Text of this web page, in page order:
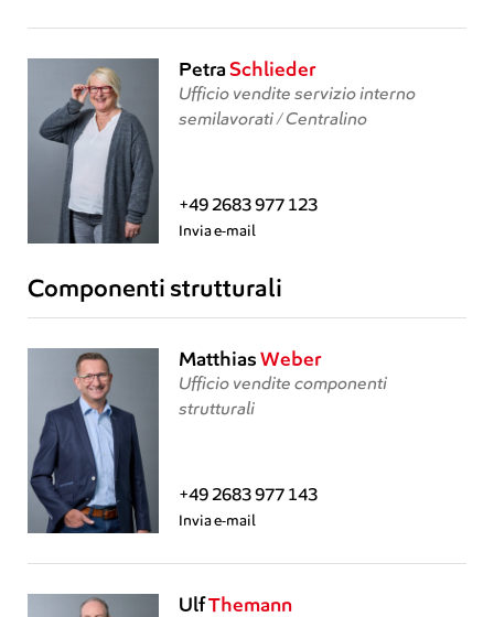
PetraSchlieder
Ufficio vendite servizio interno
semilavorati / Centralino
+49 2683 977 123
Invia e-mail
Componenti strutturali
MatthiasWeber
Ufficio vendite componenti
strutturali
+49 2683 977 143
Invia e-mail
UlfThemann